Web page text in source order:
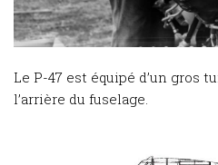
Le P-47 est équipé d’un gros
l’arrière du fuselage.